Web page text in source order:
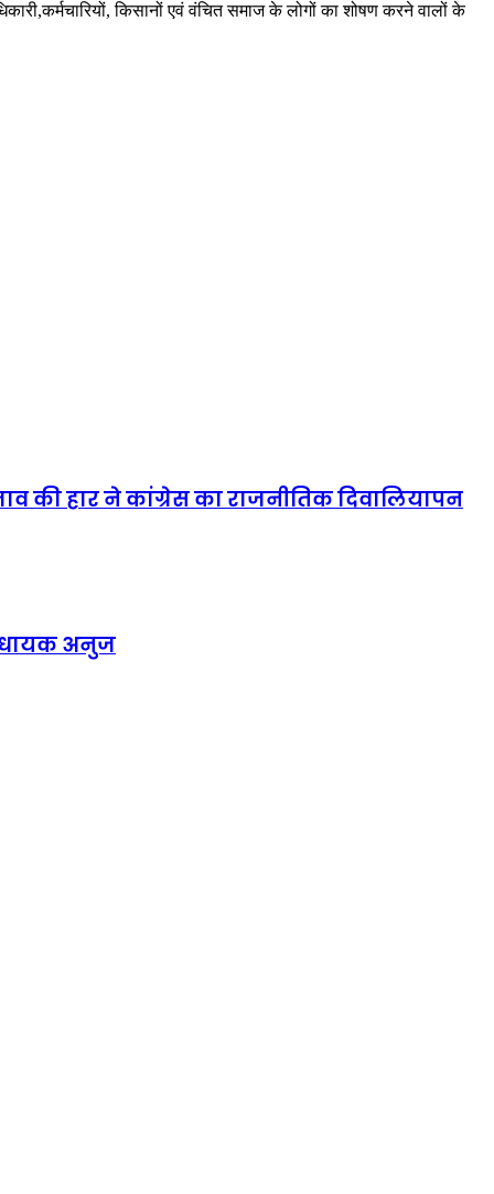
किसानों एवं वंचित समाज के लोगों का शोषण करने वालों के
की हार ने कांग्रेस का राजनीतिक दिवालियापन
अनुज